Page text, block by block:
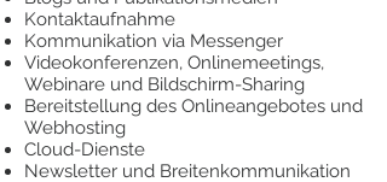
Kontaktaufnahme
Kommunikation via Messenger
Videokonferenzen, Onlinemeetings,
Webinare und Bildschirm-Sharing
Bereitstellung des Onlineangebotes und
Webhosting
Cloud-Dienste
Newsletter und Breitenkommunikation